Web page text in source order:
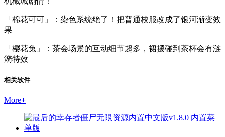
「棉花可可」：染色系统绝了！把普通校服改成了银河渐变效
果
「樱花兔」：茶会场景的互动细节超多，裙摆碰到茶杯会有涟
漪特效
相关软件
More+